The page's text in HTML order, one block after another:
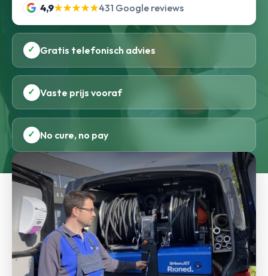
4,9★★★★★431 Google reviews
✓ Gratis telefonisch advies
✓ Vaste prijs vooraf
✓ No cure, no pay